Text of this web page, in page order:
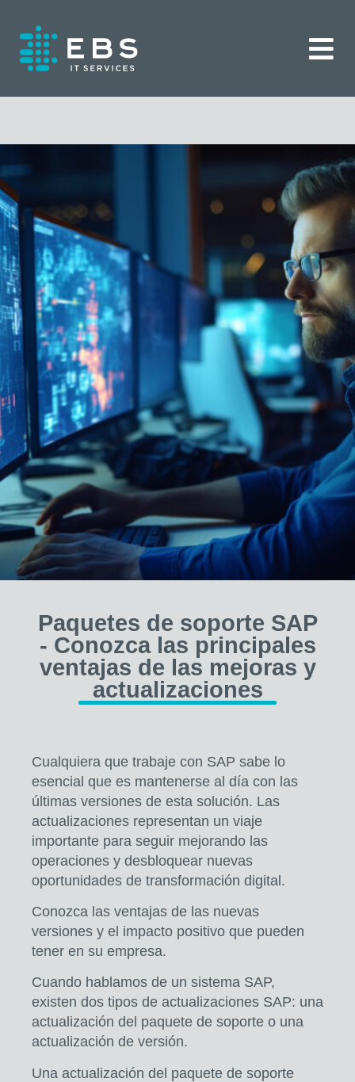
Paquetes de soporte SAP
- Conozca las principales
ventajas de las mejoras y
actualizaciones
Cualquiera que trabaje con SAP sabe lo
esencial que es mantenerse al día con las
últimas versiones de esta solución. Las
actualizaciones representan un viaje
importante para seguir mejorando las
operaciones y desbloquear nuevas
oportunidades de transformación digital.
Conozca las ventajas de las nuevas
versiones y el impacto positivo que pueden
tener en su empresa.
Cuando hablamos de un sistema SAP,
existen dos tipos de actualizaciones SAP: una
actualización del paquete de soporte o una
actualización de versión.
Una actualización del paquete de soporte